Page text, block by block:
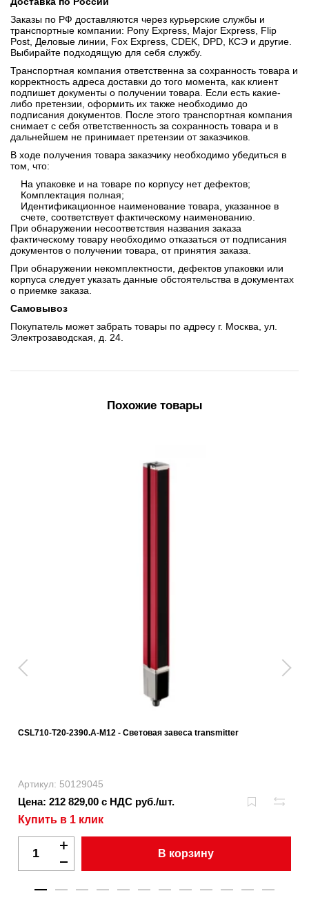
Заказы по РФ доставляются через курьерские службы и
транспортные компании: Pony Express, Major Express, Flip
Post, Деловые линии, Fox Express, CDEK, DPD, КСЭ и другие.
Выбирайте подходящую для себя службу.
Транспортная компания ответственна за сохранность товара и
корректность адреса доставки до того момента, как клиент
подпишет документы о получении товара. Если есть какие-
либо претензии, оформить их также необходимо до
подписания документов. После этого транспортная компания
снимает с себя ответственность за сохранность товара и в
дальнейшем не принимает претензии от заказчиков.
В ходе получения товара заказчику необходимо убедиться в
том, что:
На упаковке и на товаре по корпусу нет дефектов;
Комплектация полная;
Идентификационное наименование товара, указанное в
счете, соответствует фактическому наименованию.
При обнаружении несоответствия названия заказа
фактическому товару необходимо отказаться от подписания
документов о получении товара, от принятия заказа.
При обнаружении некомплектности, дефектов упаковки или
корпуса следует указать данные обстоятельства в документах
о приемке заказа.
Самовывоз
Покупатель может забрать товары по адресу г. Москва, ул.
Электрозаводская, д. 24.
Похожие товары
CSL710-T20-2390.A-M12 - Световая завеса transmitter
Артикул: 50129045
Цена: 212 829,00 с НДС руб./шт.
Купить в 1 клик
В корзину